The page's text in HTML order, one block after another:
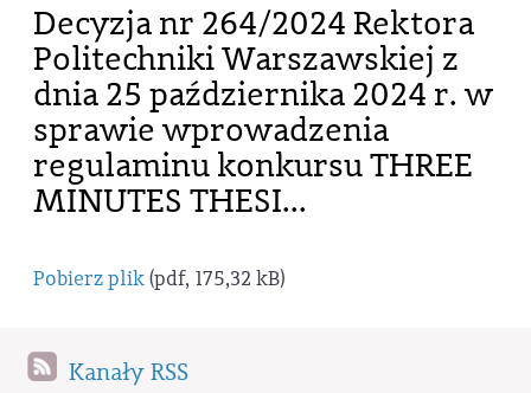
Decyzja nr 264/2024 Rektora
Politechniki Warszawskiej z
dnia 25 października 2024 r. w
sprawie wprowadzenia
regulaminu konkursu THREE
MINUTES THESI...
Pobierz plik(pdf, 175,32 kB)
Kanały RSS